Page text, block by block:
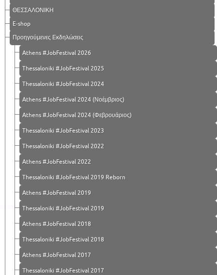
ΘΕΣΣΑΛΟΝΙΚΗ
E-shop
Προηγούμενες Εκδηλώσεις
Athens #JobFestival 2026
Thessaloniki #JobFestival 2025
Thessaloniki #JobFestival 2024
Athens #JobFestival 2024 (Νοέμβριος)
Athens #JobFestival 2024 (Φεβρουάριος)
Thessaloniki #JobFestival 2023
Thessaloniki #JobFestival 2022
Athens #JobFestival 2022
Thessaloniki #JobFestival 2019 Reborn
Athens #JobFestival 2019
Thessaloniki #JobFestival 2019
Athens #JobFestival 2018
Thessaloniki #JobFestival 2018
Athens #JobFestival 2017
Τhessaloniki #JobFestival 2017